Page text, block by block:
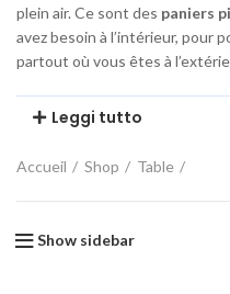
plein air. Ce sont des paniers
avez besoin à l’intérieur, pour
partout où vous êtes à
Leggi tutto
Accueil Shop Table
Show sidebar